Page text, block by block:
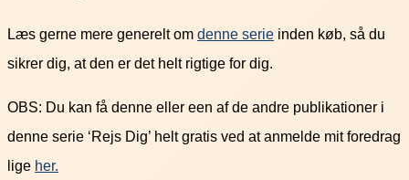
Læs gerne mere generelt om denne serie inden køb, så du
sikrer dig, at den er det helt rigtige for dig.
OBS: Du kan få denne eller een af de andre publikationer i
denne serie ‘Rejs Dig’ helt gratis ved at anmelde mit foredrag
lige her.